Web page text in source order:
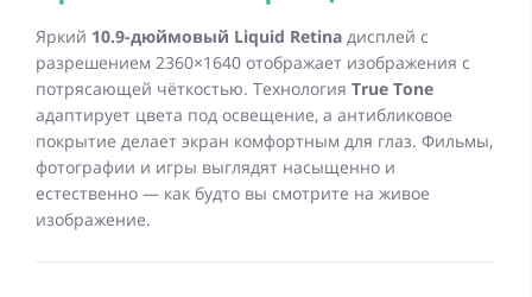
Яркий 10.9-дюймовый Liquid Retina дисплей с
разрешением 2360×1640 отображает изображения с
потрясающей чёткостью. Технология True Tone
адаптирует цвета под освещение, а антибликовое
покрытие делает экран комфортным для глаз. Фильмы,
фотографии и игры выглядят насыщенно и
естественно — как будто вы смотрите на живое
изображение.